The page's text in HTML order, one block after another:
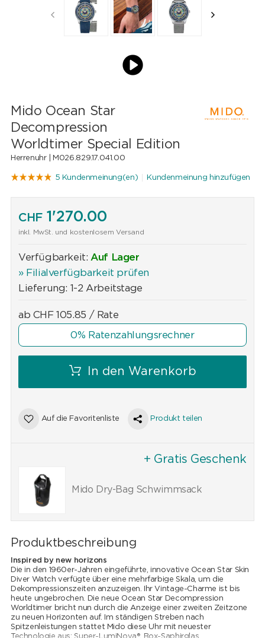
Mido Ocean Star
Decompression
Worldtimer Special Edition
Herrenuhr | M026.829.17.041.00
5 Kundenmeinung(en) Kundenmeinung hinzufügen
CHF1'270.00
inkl. MwSt. und kostenlosem Versand
Verfügbarkeit: Auf Lager
» Filialverfügbarkeit prüfen
Lieferung: 1-2 Arbeitstage
ab CHF105.85 / Rate
0% Ratenzahlungsrechner
In den Warenkorb
Auf die Favoritenliste Produkt teilen
+ Gratis Geschenk
Mido Dry-Bag Schwimmsack
Produktbeschreibung
Inspired by new horizons
Die in den 1960er-Jahren eingeführte, innovative Ocean Star Skin
Diver Watch verfügte über eine mehrfarbige Skala, um die
Dekompressionszeiten anzuzeigen. Ihr Vintage-Charme ist bis
heute ungebrochen. Die neue Ocean Star Decompression
Worldtimer bricht nun durch die Anzeige einer zweiten Zeitzone
zu neuen Horizonten auf. Im ständigen Streben nach
Spitzenleistungen stattet Mido diese Uhr mit neuester